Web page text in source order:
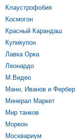
Клаустрофобия
Космогон
Красный Карандаш
Купикупон
Лавка Орка
Леонардо
М.Видео
Манн, Иванов и Фербер
Минерал Маркет
Мир танков
Мореон
Москвариум